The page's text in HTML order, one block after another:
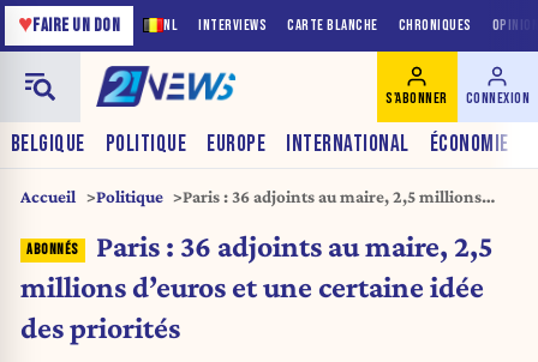
NL INTERVIEWS CARTE BLANCHE CHRONIQUES
♥FAIRE UN DON
BELGIQUE POLITIQUE EUROPE INTERNATIONAL ÉCONOMIE
S'ABONNER CONNEXION
Accueil Politique
Paris : 36 adjoints au maire, 2,5 millions
Paris : 36 adjoints au maire, 2,5
millions d’euros et une certaine idée
des priorités